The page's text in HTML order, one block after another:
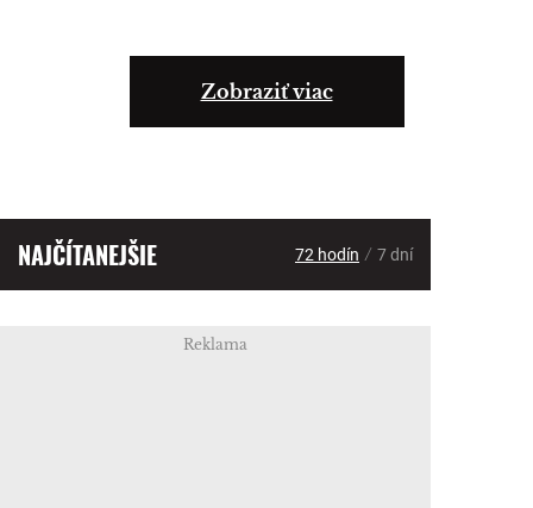
Zobraziť viac
NAJČÍTANEJŠIE 72 hodín / 7 dní
Reklama